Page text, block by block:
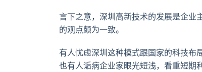
言下之意，深圳高新技术的发展是企业
的观点颇为一致。
有人忧虑深圳这种模式跟国家的科技布
也有人诟病企业家眼光短浅，看重短期